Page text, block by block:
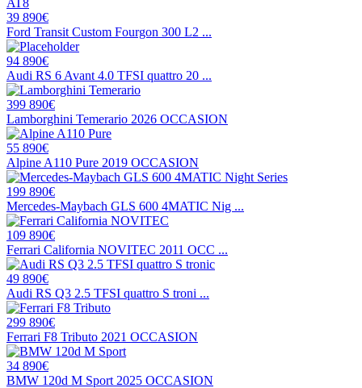
39 890€
Ford Transit Custom Fourgon 300 L2 ...
94 890€
Audi RS 6 Avant 4.0 TFSI quattro 20 ...
399 890€
Lamborghini Temerario 2026 OCCASION
55 890€
Alpine A110 Pure 2019 OCCASION
199 890€
Mercedes-Maybach GLS 600 4MATIC Nig ...
109 890€
Ferrari California NOVITEC 2011 OCC ...
49 890€
Audi RS Q3 2.5 TFSI quattro S troni ...
299 890€
Ferrari F8 Tributo 2021 OCCASION
34 890€
BMW 120d M Sport 2025 OCCASION